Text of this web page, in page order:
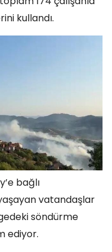
kullandı.
bağlı
vatandaşlar
söndürme
ediyor.